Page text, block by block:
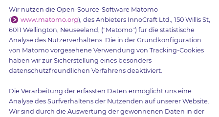
Wir nutzen die Open-Source-Software Matomo
(
www.matomo.org), des Anbieters InnoCraft Ltd., 150 Willis St,
6011 Wellington, Neuseeland, ("Matomo") für die statistische
Analyse des Nutzerverhaltens. Die in der Grundkonfiguration
von Matomo vorgesehene Verwendung von Tracking-Cookies
haben wir zur Sicherstellung eines besonders
datenschutzfreundlichen Verfahrens deaktiviert.
Die Verarbeitung der erfassten Daten ermöglicht uns eine
Analyse des Surfverhaltens der Nutzenden auf unserer Website.
Wir sind durch die Auswertung der gewonnenen Daten in der